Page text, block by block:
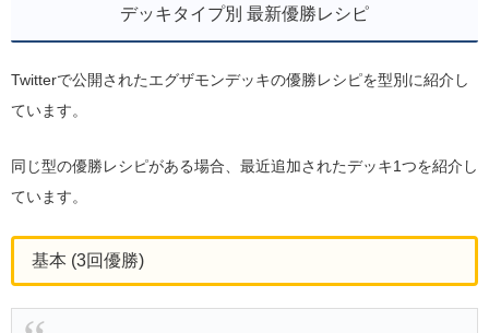
デッキタイプ別 最新優勝レシピ
Twitterで公開されたエグザモンデッキの優勝レシピを型別に紹介し
ています。
同じ型の優勝レシピがある場合、最近追加されたデッキ1つを紹介し
ています。
基本 (3回優勝)